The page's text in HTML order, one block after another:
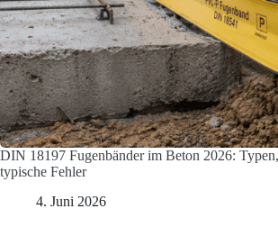
DIN 18197 Fugenbänder im Beton 2026:
typische Fehler
4. Juni 2026